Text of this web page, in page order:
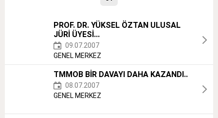
PROF. DR. YÜKSEL ÖZTAN ULUSAL
JÜRİ ÜYESİ...
09.07.2007
GENEL MERKEZ
TMMOB BİR DAVAYI DAHA KAZANDI..
08.07.2007
GENEL MERKEZ